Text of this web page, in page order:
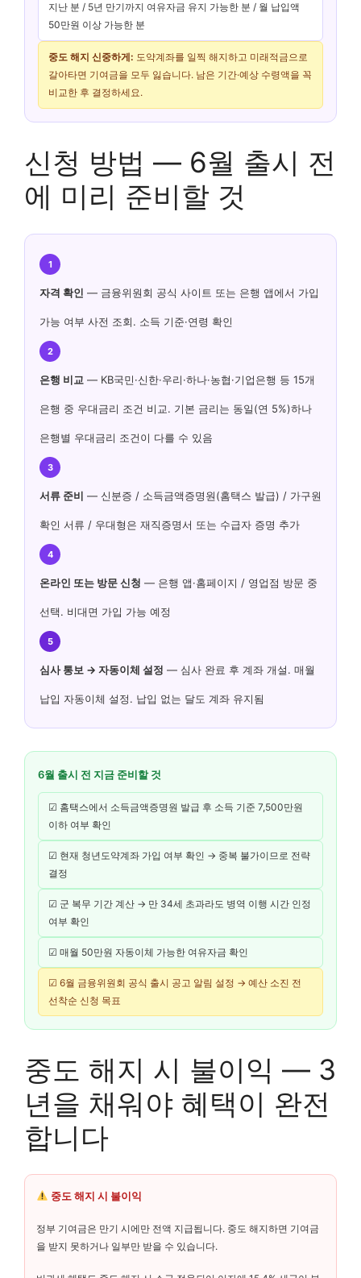
지난 분 / 5년 만기까지 여유자금 유지 가능한 분 / 월 납입액
50만원 이상 가능한 분
중도 해지 신중하게: 도약계좌를 일찍 해지하고 미래적금으로
갈아타면 기여금을 모두 잃습니다. 남은 기간·예상 수령액을 꼭
비교한 후 결정하세요.
신청 방법 — 6월 출시 전
에 미리 준비할 것
1
자격 확인 — 금융위원회 공식 사이트 또는 은행 앱에서 가입
가능 여부 사전 조회. 소득 기준·연령 확인
2
은행 비교 — KB국민·신한·우리·하나·농협·기업은행 등 15개
은행 중 우대금리 조건 비교. 기본 금리는 동일(연 5%)하나
은행별 우대금리 조건이 다를 수 있음
3
서류 준비 — 신분증 / 소득금액증명원(홈택스 발급) / 가구원
확인 서류 / 우대형은 재직증명서 또는 수급자 증명 추가
4
온라인 또는 방문 신청 — 은행 앱·홈페이지 / 영업점 방문 중
선택. 비대면 가입 가능 예정
5
심사 통보 → 자동이체 설정 — 심사 완료 후 계좌 개설. 매월
납입 자동이체 설정. 납입 없는 달도 계좌 유지됨
6월 출시 전 지금 준비할 것
☑ 홈택스에서 소득금액증명원 발급 후 소득 기준 7,500만원
이하 여부 확인
☑ 현재 청년도약계좌 가입 여부 확인 → 중복 불가이므로 전략
결정
☑ 군 복무 기간 계산 → 만 34세 초과라도 병역 이행 시간 인정
여부 확인
☑ 매월 50만원 자동이체 가능한 여유자금 확인
☑ 6월 금융위원회 공식 출시 공고 알림 설정 → 예산 소진 전
선착순 신청 목표
중도 해지 시 불이익 — 3
년을 채워야 혜택이 완전
합니다
중도 해지 시 불이익
정부 기여금은 만기 시에만 전액 지급됩니다. 중도 해지하면 기여금
을 받지 못하거나 일부만 받을 수 있습니다.